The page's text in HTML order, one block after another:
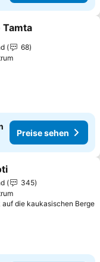
hinzufügen
Tamta
68
Preise sehen
hinzufügen
345
auf die kaukasischen Berge